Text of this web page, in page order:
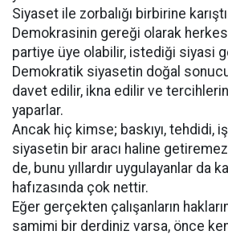
Siyaset ile zorbalığı birbirine
Demokrasinin gereği olarak
partiye üye olabilir, istediği siyasi
Demokratik siyasetin doğal
davet edilir, ikna edilir ve
yaparlar.
Ancak hiç kimse; baskıyı, tehdidi,
siyasetin bir aracı haline
de, bunu yıllardır uygulayanlar da
hafızasında çok nettir.
Eğer gerçekten çalışanların
samimi bir derdiniz varsa, önce